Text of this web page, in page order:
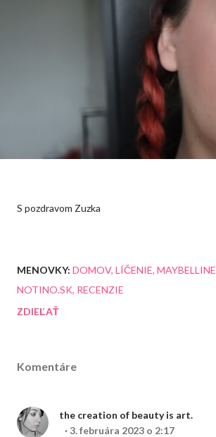
S pozdravom Zuzka
MENOVKY: DOMOV LÍČENIE MAYBELLINE
NOTINO.SK RECENZIE
ZDIEĽAŤ
Komentáre
the creation of beauty is art.
3. februára 2023 o 2:17